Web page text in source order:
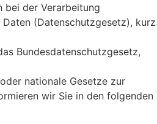
bei der Verarbeitung
(Datenschutzgesetz), kurz
Bundesdatenschutzgesetz,
nationale Gesetze zur
wir Sie in den folgenden